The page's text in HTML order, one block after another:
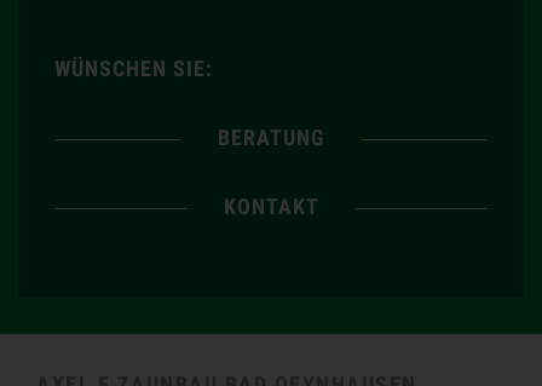
WÜNSCHEN SIE:
BERATUNG
KONTAKT